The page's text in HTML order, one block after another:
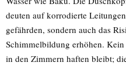
deuten auf korrodierte
gefährden, sondern auch das
Schimmelbildung erhöhen.
in den Zimmern haften bleibt;